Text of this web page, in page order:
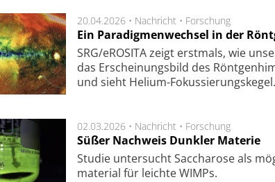
20.04.2026 • Nachricht • Forschung
Ein Paradigmenwechsel in der
SRG/eROSITA zeigt erst­mals, wie
das Er­schei­nungs­bild des
und sieht Helium-Fokus­sie­rungs­ke­gel.
02.03.2026 • Nachricht • Forschung
Süßer Nachweis Dunkler Materie
Studie unter­sucht Saccha­ro­se als
ma­te­rial für leich­te WIMPs.